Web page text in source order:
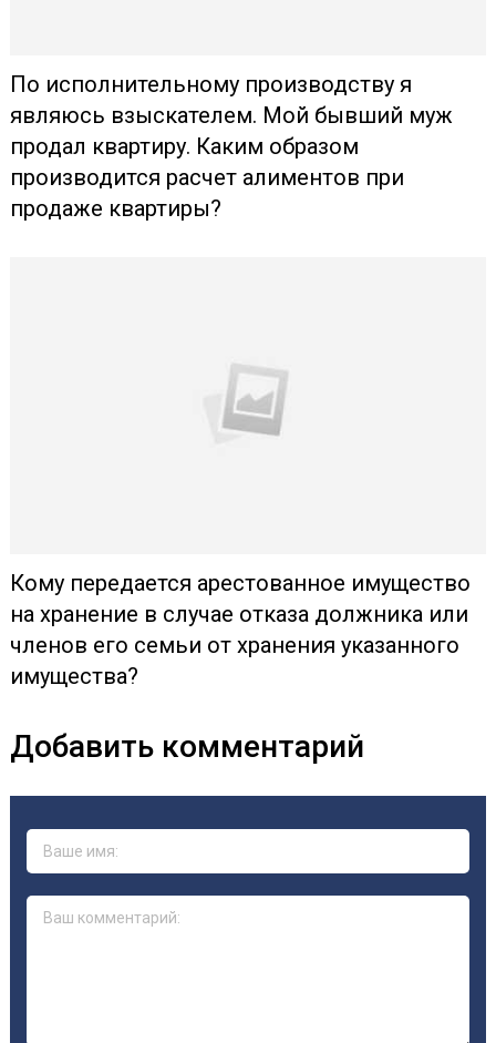
По исполнительному производству я
являюсь взыскателем. Мой бывший муж
продал квартиру. Каким образом
производится расчет алиментов при
продаже квартиры?
Кому передается арестованное имущество
на хранение в случае отказа должника или
членов его семьи от хранения указанного
имущества?
Добавить комментарий